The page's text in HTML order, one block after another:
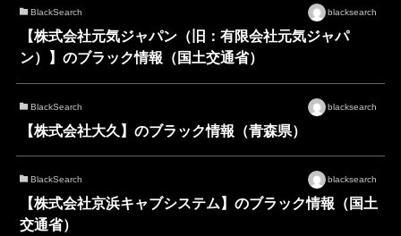
BlackSearch blacksearch
【株式会社元気ジャパン（旧：有限会社元気ジャパ
ン）】のブラック情報（国土交通省）
BlackSearch blacksearch
【株式会社大久】のブラック情報（青森県）
BlackSearch blacksearch
【株式会社京浜キャブシステム】のブラック情報（国土
交通省）